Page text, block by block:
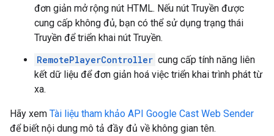
đơn giản mở rộng nút HTML. Nếu nút Truyền được
cung cấp không đủ, bạn có thể sử dụng trạng thái
Truyền để triển khai nút Truyền.
RemotePlayerController cung cấp tính năng liên
kết dữ liệu để đơn giản hoá việc triển khai trình phát từ
xa.
Hãy xem Tài liệu tham khảo API Google Cast Web Sender
để biết nội dung mô tả đầy đủ về không gian tên.